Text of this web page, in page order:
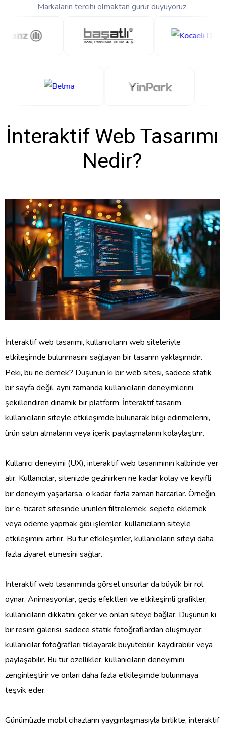
Markaların tercihi olmaktan gurur duyuyoruz.
İnteraktif Web Tasarımı
Nedir?
İnteraktif web tasarımı, kullanıcıların web siteleriyle
etkileşimde bulunmasını sağlayan bir tasarım yaklaşımıdır.
Peki, bu ne demek? Düşünün ki bir web sitesi, sadece statik
bir sayfa değil, aynı zamanda kullanıcıların deneyimlerini
şekillendiren dinamik bir platform. İnteraktif tasarım,
kullanıcıların siteyle etkileşimde bulunarak bilgi edinmelerini,
ürün satın almalarını veya içerik paylaşmalarını kolaylaştırır.
Kullanıcı deneyimi (UX), interaktif web tasarımının kalbinde yer
alır. Kullanıcılar, sitenizde gezinirken ne kadar kolay ve keyifli
bir deneyim yaşarlarsa, o kadar fazla zaman harcarlar. Örneğin,
bir e-ticaret sitesinde ürünleri filtrelemek, sepete eklemek
veya ödeme yapmak gibi işlemler, kullanıcıların siteyle
etkileşimini artırır. Bu tür etkileşimler, kullanıcıların siteyi daha
fazla ziyaret etmesini sağlar.
İnteraktif web tasarımında görsel unsurlar da büyük bir rol
oynar. Animasyonlar, geçiş efektleri ve etkileşimli grafikler,
kullanıcıların dikkatini çeker ve onları siteye bağlar. Düşünün ki
bir resim galerisi, sadece statik fotoğraflardan oluşmuyor;
kullanıcılar fotoğrafları tıklayarak büyütebilir, kaydırabilir veya
paylaşabilir. Bu tür özellikler, kullanıcıların deneyimini
zenginleştirir ve onları daha fazla etkileşimde bulunmaya
teşvik eder.
Günümüzde mobil cihazların yaygınlaşmasıyla birlikte, interaktif